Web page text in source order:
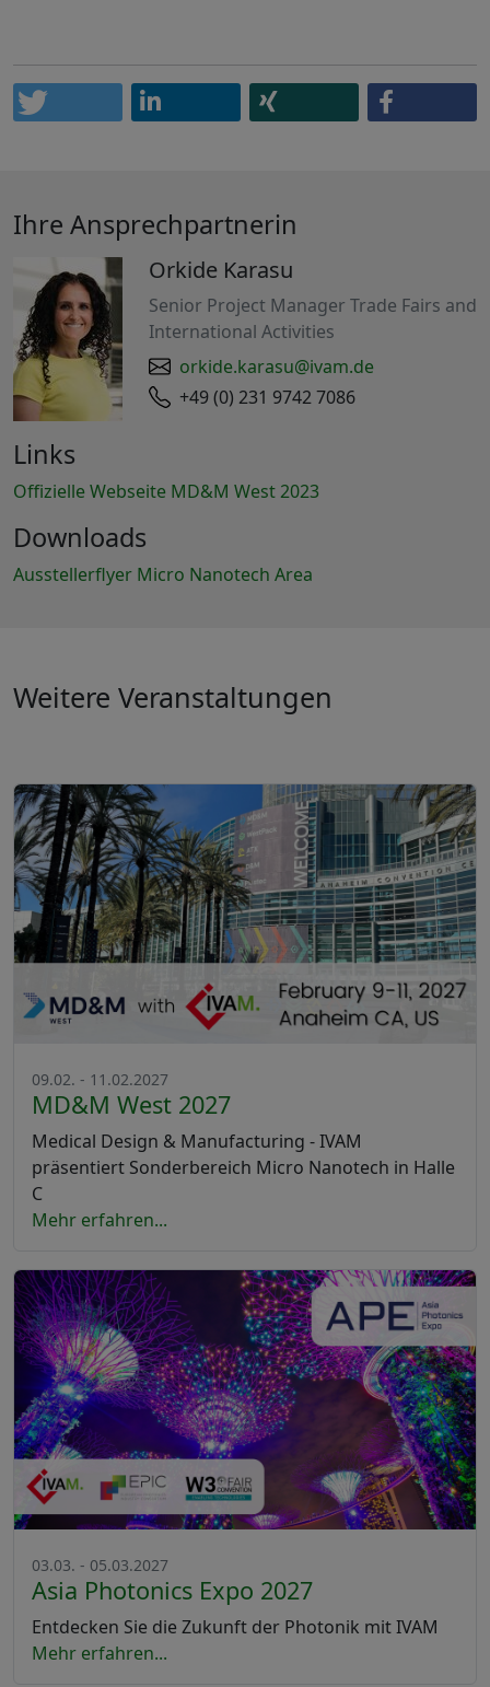
Ihre Ansprechpartnerin
Orkide Karasu
Senior Project Manager Trade Fairs and
International Activities
orkide.karasu@ivam.de
+49 (0) 231 9742 7086
Links
Offizielle Webseite MD&M West 2023
Downloads
Ausstellerflyer Micro Nanotech Area
Weitere Veranstaltungen
09.02. - 11.02.2027
MD&M West 2027
Medical Design & Manufacturing - IVAM
präsentiert Sonderbereich Micro Nanotech in Halle
C
Mehr erfahren...
03.03. - 05.03.2027
Asia Photonics Expo 2027
Entdecken Sie die Zukunft der Photonik mit IVAM
Mehr erfahren...